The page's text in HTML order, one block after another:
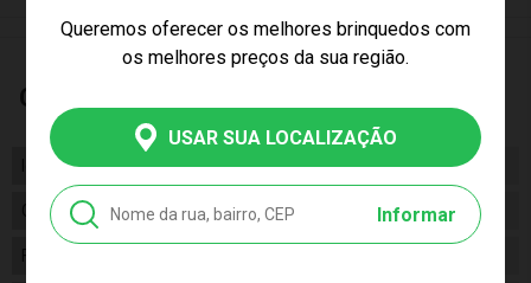
Queremos oferecer os melhores brinquedos com
os melhores preços da sua região.
USAR SUA LOCALIZAÇÃO
Informar
Características
Idade 06m+
Gênero Feminino
Fabricante